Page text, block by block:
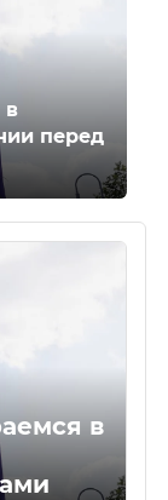
в
перед
в